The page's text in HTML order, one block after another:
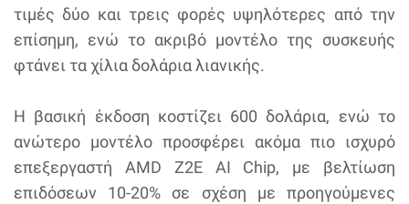
τιμές δύο και τρεις φορές υψηλότερες από την
επίσημη, ενώ το ακριβό μοντέλο της συσκευής
φτάνει τα χίλια δολάρια λιανικής.
Η βασική έκδοση κοστίζει 600 δολάρια, ενώ το
ανώτερο μοντέλο προσφέρει ακόμα πιο ισχυρό
επεξεργαστή AMD Z2E AI Chip, με βελτίωση
επιδόσεων 10-20% σε σχέση με προηγούμενες